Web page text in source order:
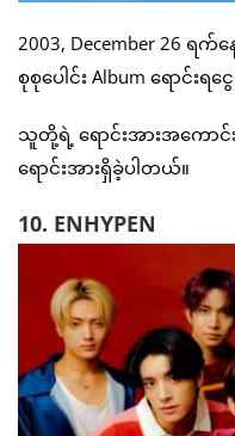
2003, December 26 ရက်န
စုစုပေါင်း Album ရောင်း
သူတို့ရဲ့ ရောင်းအားအကောင်း
ရောင်းအားရှိခဲ့ပါတယ်။
10. ENHYPEN